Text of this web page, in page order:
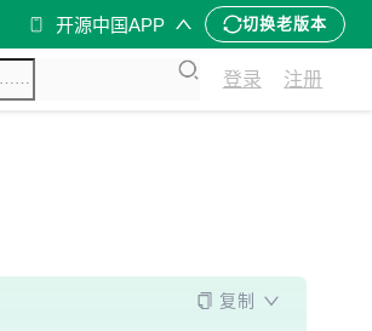
开源中国APP 切换老版本
登录 注册
复制